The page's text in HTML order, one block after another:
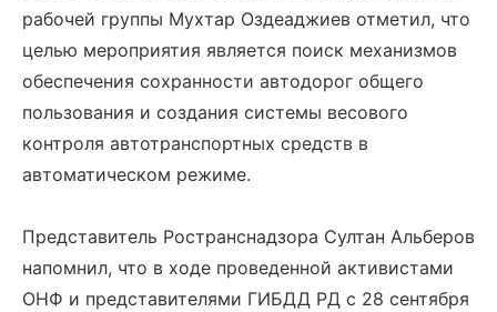
рабочей группы Мухтар Оздеаджиев отметил, что
целью мероприятия является поиск механизмов
обеспечения сохранности автодорог общего
пользования и создания системы весового
контроля автотранспортных средств в
автоматическом режиме.
Представитель Ространснадзора Султан Альберов
напомнил, что в ходе проведенной активистами
ОНФ и представителями ГИБДД РД с 28 сентября